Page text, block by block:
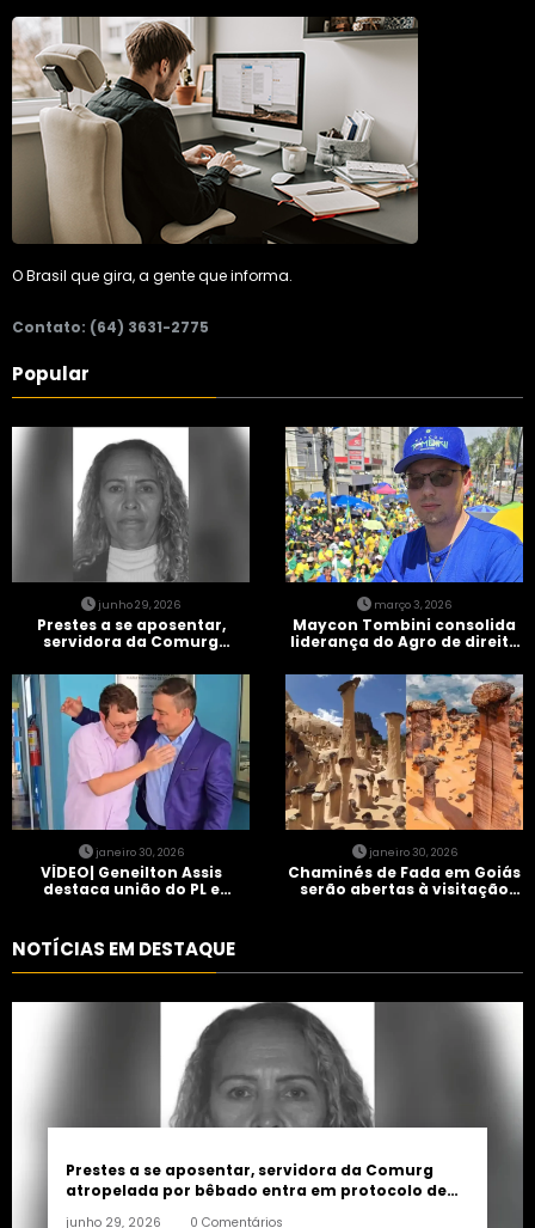
O Brasil que gira, a gente que informa.
Contato: (64) 3631-2775
Popular
junho 29, 2026
Prestes a se aposentar,
servidora da Comurg
entra em protocolo de
morte encefálica
março 3, 2026
Maycon Tombini consolida
liderança do Agro de direita
Brasil” em Goiânia
janeiro 30, 2026
VÍDEO| Geneilton Assis
destaca união do PL e
janeiro 30, 2026
Chaminés de Fada em Goiás
serão abertas à visitação
NOTÍCIAS EM DESTAQUE
Prestes a se aposentar, servidora da Comurg
atropelada por bêbado entra em protocolo de
junho 29, 2026 0 Comentários